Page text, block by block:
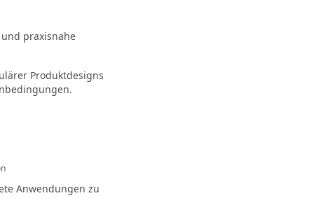
praxisnahe
Produktdesigns
Anwendungen zu